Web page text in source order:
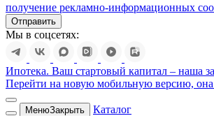
получение рекламно-информационных
Отправить
Мы в соцсетях:
Ипотека. Ваш стартовый капитал – наша
Перейти на новую мобильную версию, она
МенюЗакрыть Каталог